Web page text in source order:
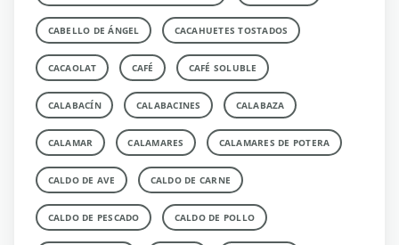
CABELLO DE ÁNGEL CACAHUETES TOSTADOS
CACAOLAT CAFÉ CAFÉ SOLUBLE
CALABACÍN CALABACINES CALABAZA
CALAMAR CALAMARES CALAMARES DE POTERA
CALDO DE AVE CALDO DE CARNE
CALDO DE PESCADO CALDO DE POLLO